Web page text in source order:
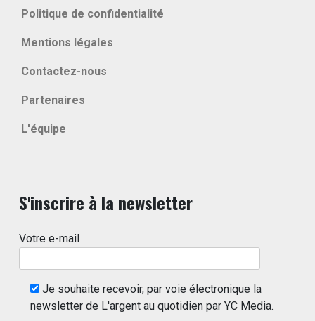
Politique de confidentialité
Mentions légales
Contactez-nous
Partenaires
L'équipe
S'inscrire à la newsletter
Votre e-mail
Je souhaite recevoir, par voie électronique la
newsletter de L'argent au quotidien par YC Media.